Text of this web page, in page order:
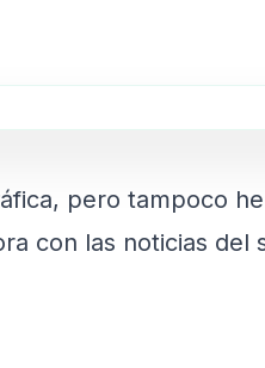
pero tampoco
con las noticias